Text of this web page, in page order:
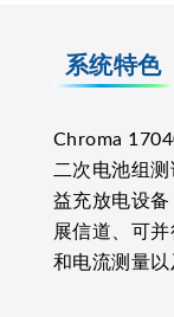
系统特色
Chroma
二次电池组
益充放电设
展信道、可
和电流测量以